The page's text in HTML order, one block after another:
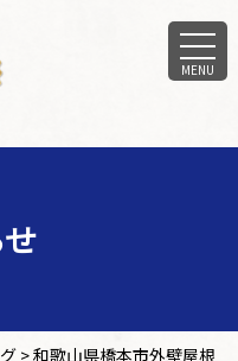
MENU
>和歌山県橋本市外壁屋根